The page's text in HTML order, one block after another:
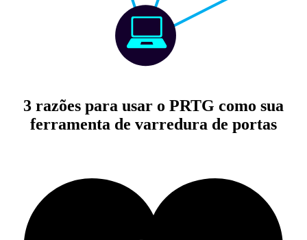
3 razões para usar o PRTG como sua
ferramenta de varredura de portas